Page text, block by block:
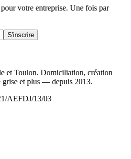
votre entreprise. Une fois par
S'inscrire
et Toulon. Domiciliation, création
grise et plus — depuis 2013.
AEFDJ/13/03